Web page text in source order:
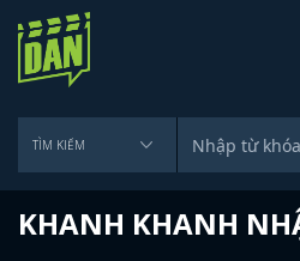
KHANH KHANH